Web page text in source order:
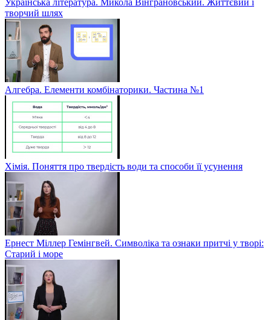
творчий шлях
Алгебра. Елементи комбінаторики. Частина №1
Хімія. Поняття про твердість води та способи її усунення
Ернест Міллер Гемінгвей. Символіка та ознаки притчі у творі:
Старий і море